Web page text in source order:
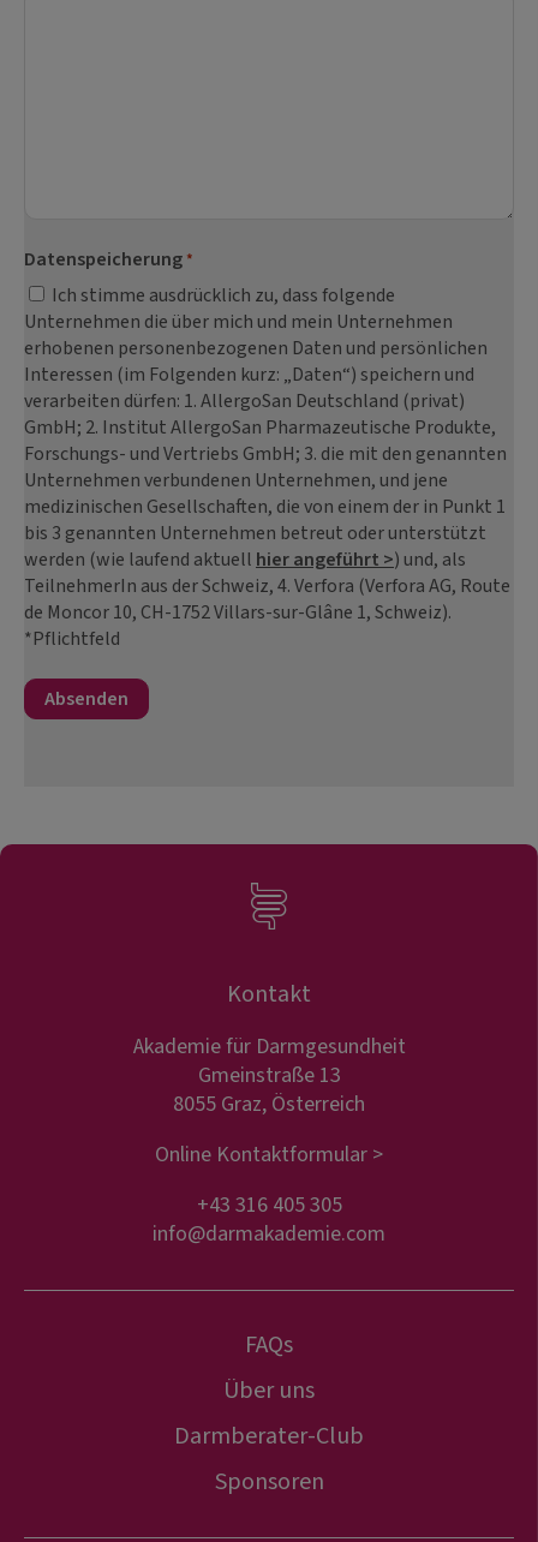
Datenspeicherung *
Ich stimme ausdrücklich zu, dass folgende
Unternehmen die über mich und mein Unternehmen
erhobenen personenbezogenen Daten und persönlichen
Interessen (im Folgenden kurz: „Daten“) speichern und
verarbeiten dürfen: 1. AllergoSan Deutschland (privat)
GmbH; 2. Institut AllergoSan Pharmazeutische Produkte,
Forschungs- und Vertriebs GmbH; 3. die mit den genannten
Unternehmen verbundenen Unternehmen, und jene
medizinischen Gesellschaften, die von einem der in Punkt 1
bis 3 genannten Unternehmen betreut oder unterstützt
werden (wie laufend aktuell hier angeführt >) und, als
TeilnehmerIn aus der Schweiz, 4. Verfora (Verfora AG, Route
de Moncor 10, CH-1752 Villars-sur-Glâne 1, Schweiz).
*Pflichtfeld
Kontakt
Akademie für Darmgesundheit
Gmeinstraße 13
8055 Graz, Österreich
Online Kontaktformular >
+43 316 405 305
info@darmakademie.com
FAQs
Über uns
Darmberater-Club
Sponsoren